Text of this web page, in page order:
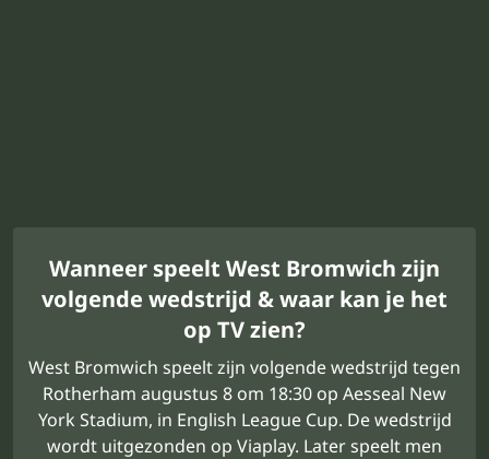
Wanneer speelt West Bromwich zijn
volgende wedstrijd & waar kan je het
op TV zien?
West Bromwich speelt zijn volgende wedstrijd tegen
Rotherham augustus 8 om 18:30 op Aesseal New
York Stadium, in English League Cup. De wedstrijd
wordt uitgezonden op Viaplay. Later speelt men